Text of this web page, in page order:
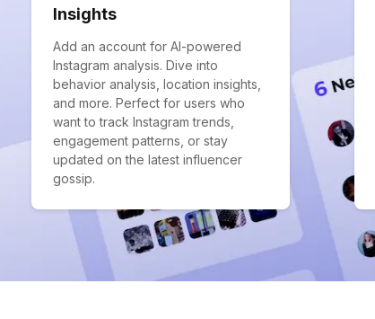
Insights
Add an account for AI-powered
Instagram analysis. Dive into
behavior analysis, location insights,
and more. Perfect for users who
want to track Instagram trends,
engagement patterns, or stay
updated on the latest influencer
gossip.